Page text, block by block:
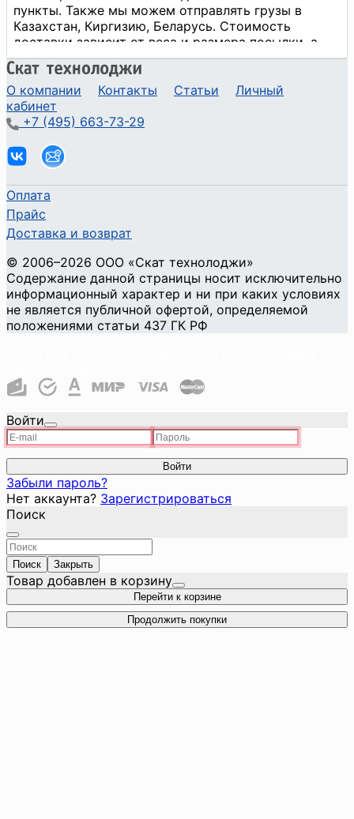
О компании Контакты Статьи
Личный
кабинет
+7 (495) 663-73-29
Оплата
Прайс
Доставка и возврат
© 2006–2026 ООО «Скат технолоджи»
Содержание данной страницы носит исключительно
информационный характер и ни при каких условиях
не является публичной офертой, определяемой
положениями статьи 437 ГК РФ
Войти
Войти
Забыли пароль?
Нет аккаунта? Зарегистрироваться
Поиск
Поиск Закрыть
Товар добавлен в корзину
Перейти к корзине
Продолжить покупки